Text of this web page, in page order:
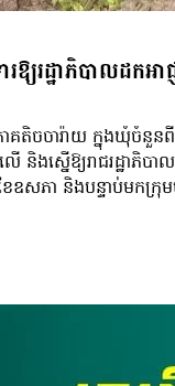
យរដ្ឋាភិបាលដកអា
ចចារ៉ាយ ក្នុងឃុំចំនួនពី
ើ និងស្នើឱ្យរាជរដ្ឋ
ភា និងបន្ទាប់មកក្រុ
ល់ស្ថាប័នពាក់ព័ន្ធ ឱ្យ
ាំ លោក រម៉ាម ស្រិត ដែ
ង់ដីធ្លីអាស្រ័យផល បន្